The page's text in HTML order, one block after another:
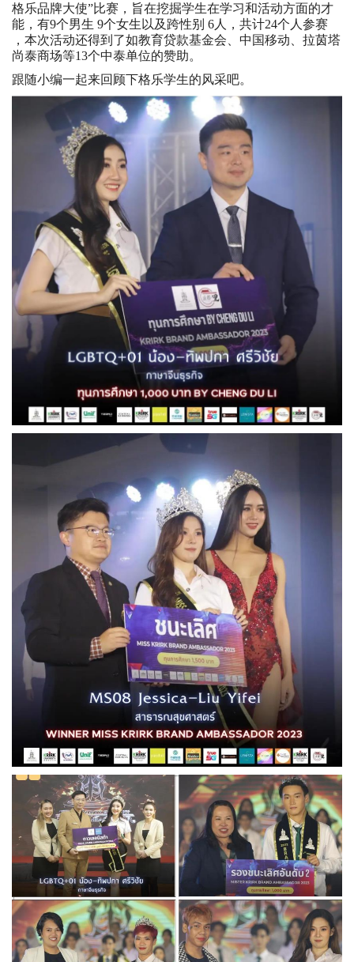
格乐品牌大使”比赛，旨在挖掘学生在学习和活动方面的才
能，有9个男生 9个女生以及跨性别 6人，共计24个人参赛
，本次活动还得到了如教育贷款基金会、中国移动、拉茵塔
尚泰商场等13个中泰单位的赞助。
跟随小编一起来回顾下格乐学生的风采吧。